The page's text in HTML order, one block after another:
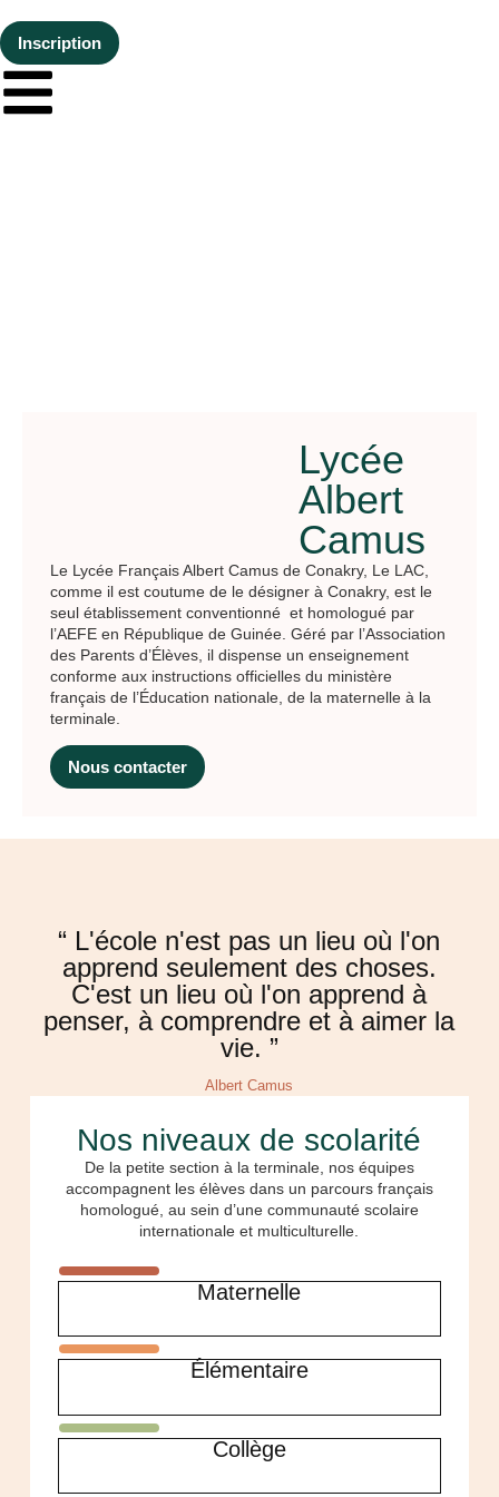
Inscription
Lycée
Albert
Camus
Le Lycée Français Albert Camus de Conakry, Le LAC,
comme il est coutume de le désigner à Conakry, est le
seul établissement conventionné et homologué par
l’AEFE en République de Guinée. Géré par l’Association
des Parents d’Élèves, il dispense un enseignement
conforme aux instructions officielles du ministère
français de l’Éducation nationale, de la maternelle à la
terminale.
Nous contacter
“ L'école n'est pas un lieu où l'on
apprend seulement des choses.
C'est un lieu où l'on apprend à
penser, à comprendre et à aimer la
vie. ”
Albert Camus
Nos niveaux de scolarité
De la petite section à la terminale, nos équipes
accompagnent les élèves dans un parcours français
homologué, au sein d’une communauté scolaire
internationale et multiculturelle.
Maternelle
Élémentaire
Collège